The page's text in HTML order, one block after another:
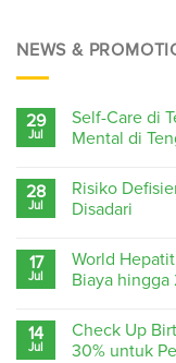
NEWS &
29
Jul
Self-Care di
Mental di
28
Jul
Risiko
Disadari
17
Jul
World
Biaya hingga
14
Jul
Check Up
30% untuk